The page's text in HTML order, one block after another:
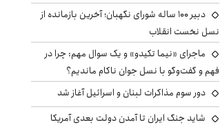
دبیر ۱۰۰ ساله شورای نگهبان؛ آخرین بازمانده از
نسل نخست انقلاب
ماجرای «نیما تکیدو» و یک سوال مهم: چرا در
فهم و گفت‌وگو با نسل جوان ناکام ماندیم؟
دور سوم مذاکرات لبنان و اسرائیل آغاز شد
شاید جنگ ایران تا آمدن دولت بعدی آمریکا